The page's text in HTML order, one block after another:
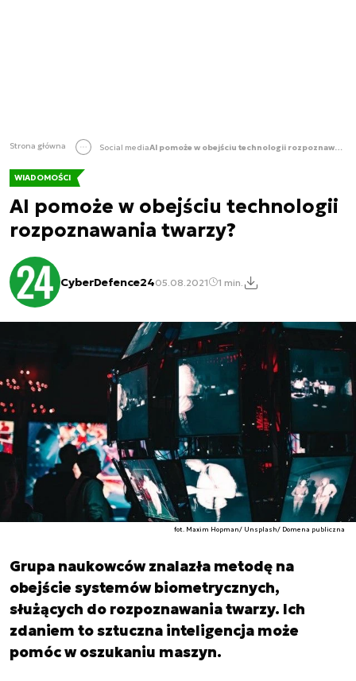
Strona główna Social media AI pomoże w obejściu technologii rozpoznawania twarzy?
WIADOMOŚCI
AI pomoże w obejściu technologii
rozpoznawania twarzy?
CyberDefence2405.08.2021 1 min.
fot. Maxim Hopman/ Unsplash/ Domena publiczna
Grupa naukowców znalazła metodę na
obejście systemów biometrycznych,
służących do rozpoznawania twarzy. Ich
zdaniem to sztuczna inteligencja może
pomóc w oszukaniu maszyn.